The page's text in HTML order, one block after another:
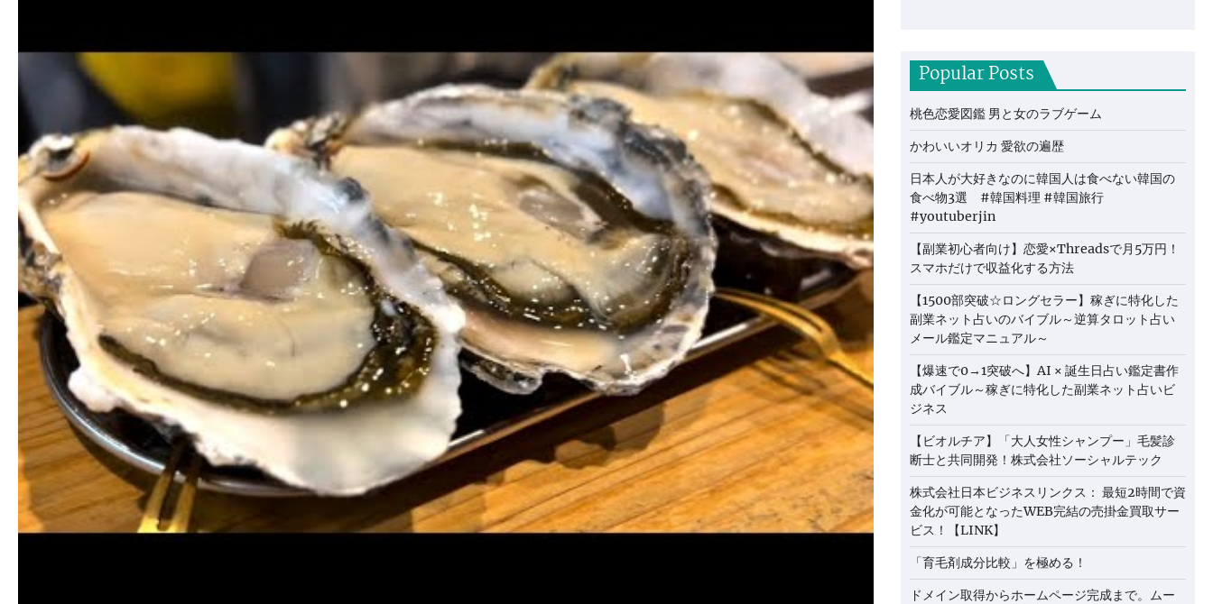
Popular Posts
桃色恋愛図鑑 男と女のラブゲーム
かわいいオリカ 愛欲の遍歴
日本人が大好きなのに韓国人は食べない韓国の
食べ物3選 #韓国料理 #韓国旅行
#youtuberjin
【副業初心者向け】恋愛×Threadsで月5万円！
スマホだけで収益化する方法
【1500部突破☆ロングセラー】稼ぎに特化した
副業ネット占いのバイブル～逆算タロット占い
メール鑑定マニュアル～
【爆速で0→1突破へ】AI × 誕生日占い鑑定書作
成バイブル～稼ぎに特化した副業ネット占いビ
ジネス
【ビオルチア】「大人女性シャンプー」毛髪診
断士と共同開発！株式会社ソーシャルテック
株式会社日本ビジネスリンクス： 最短2時間で資
金化が可能となったWEB完結の売掛金買取サー
ビス！【LINK】
「育毛剤成分比較」を極める！
ドメイン取得からホームページ完成まで。ムー